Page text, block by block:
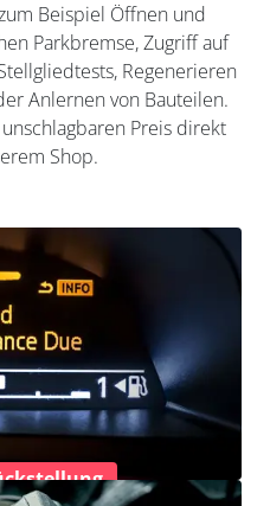
Beispiel Öffnen und
Parkbremse, Zugriff auf
Regenerieren
Anlernen von Bauteilen.
Preis direkt
Shop.